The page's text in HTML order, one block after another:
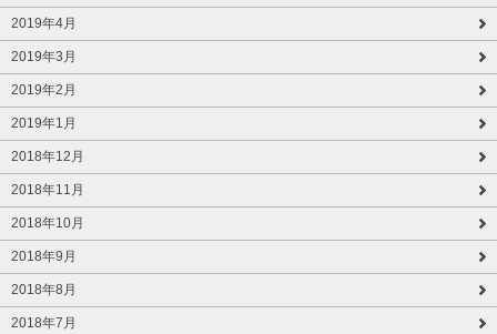
2019年4月
2019年3月
2019年2月
2019年1月
2018年12月
2018年11月
2018年10月
2018年9月
2018年8月
2018年7月